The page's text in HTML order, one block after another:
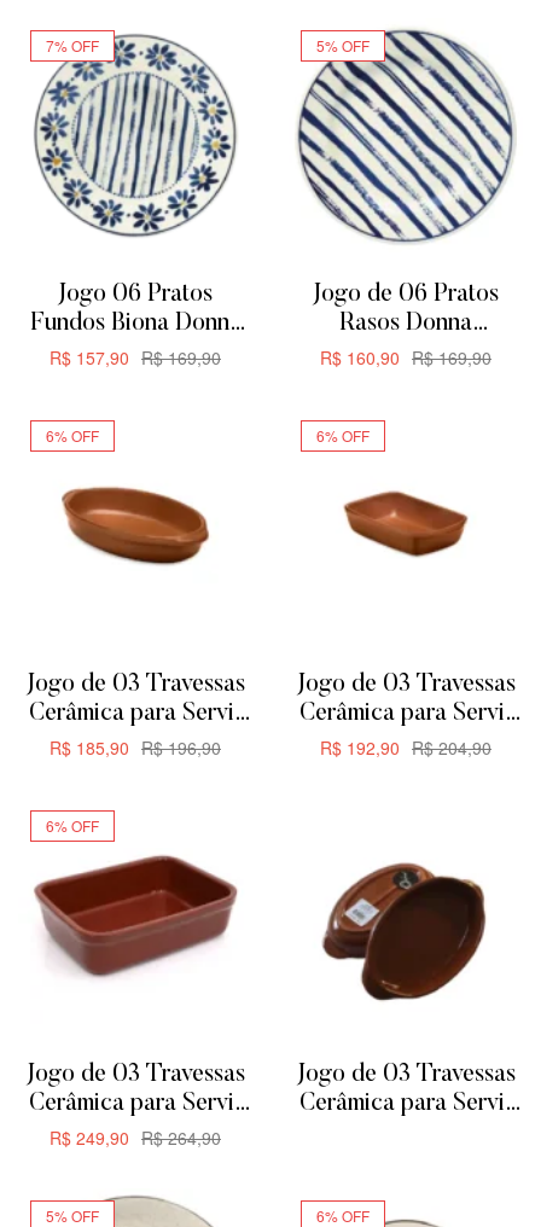
7% OFF
Jogo 06 Pratos
Fundos Biona Donna
Margaridas 21,5cm
R$169,90
R$ 157,90
5% OFF
Jogo de 06 Pratos
Rasos Donna
Margaridas Biona
R$169,90
R$ 160,90
6% OFF
Jogo de 03 Travessas
Cerâmica para Servir
ou Forno de Barro –
R$196,90
R$ 185,90
6% OFF
Jogo de 03 Travessas
Cerâmica para Servir
ou Forno de Barro –
R$204,90
R$ 192,90
6% OFF
Jogo de 03 Travessas
Cerâmica para Servir
ou Forno de Barro –
29cm1,875L
R$264,90
R$ 249,90
Jogo de 03 Travessas
Cerâmica para Servir
5% OFF 6% OFF